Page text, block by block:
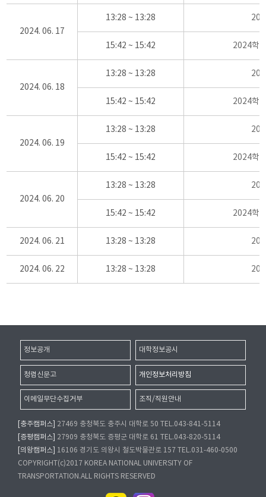
2024. 06. 17
13:28 ~ 13:28
15:42 ~ 15:42 2024학
2024. 06. 18
13:28 ~ 13:28
15:42 ~ 15:42 2024학
2024. 06. 19
13:28 ~ 13:28
15:42 ~ 15:42 2024학
2024. 06. 20
13:28 ~ 13:28
15:42 ~ 15:42 2024학
2024. 06. 21 13:28 ~ 13:28
2024. 06. 22 13:28 ~ 13:28
정보공개 대학정보공시
청렴신문고 개인정보처리방침
이메일무단수집거부 조직/직원안내
[충주캠퍼스]
27469 충청북도 충주시 대학로 50 TEL.043-841-5114
[증평캠퍼스]
27909 충청북도 증평군 대학로 61 TEL.043-820-5114
[의왕캠퍼스]
16106 경기도 의왕시 철도박물관로 157 TEL.031-460-0500
COPYRIGHT(c)2017 KOREA NATIONAL UNIVERSITY OF
TRANSPORTATION.ALL RIGHTS RESERVED